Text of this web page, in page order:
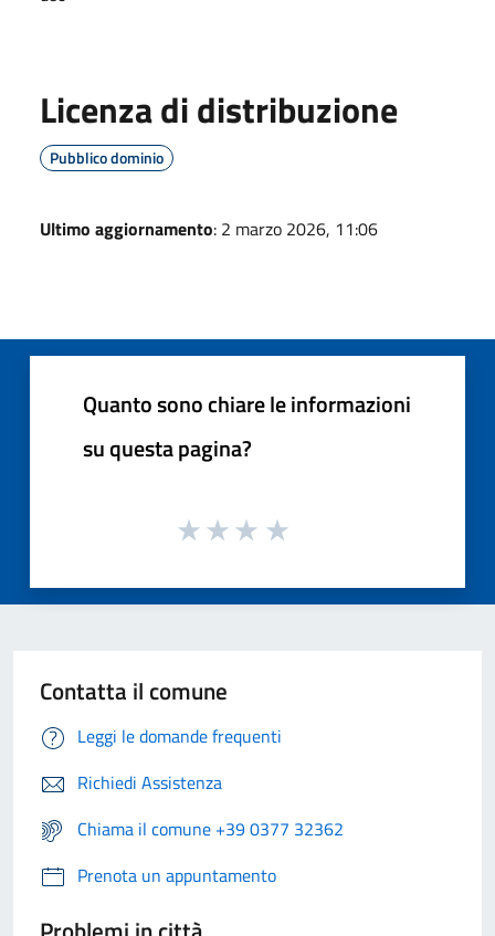
Licenza di distribuzione
Pubblico dominio
Ultimo aggiornamento: 2 marzo 2026, 11:06
Quanto sono chiare le informazioni
su questa pagina?
Contatta il comune
Leggi le domande frequenti
Richiedi Assistenza
Chiama il comune +39 0377 32362
Prenota un appuntamento